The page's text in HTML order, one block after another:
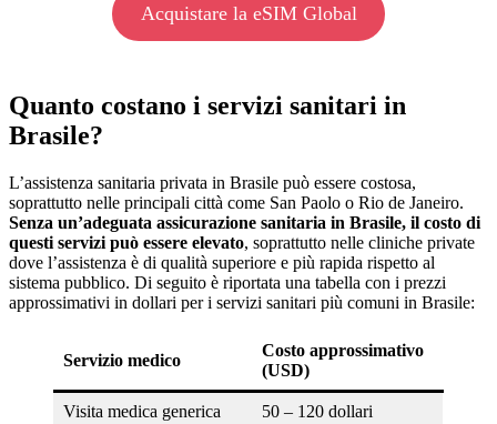
Acquistare la eSIM Global
Quanto costano i servizi sanitari in
Brasile?
L’assistenza sanitaria privata in Brasile può essere costosa,
soprattutto nelle principali città come San Paolo o Rio de Janeiro.
Senza un’adeguata assicurazione sanitaria in Brasile, il costo di
questi servizi può essere elevato, soprattutto nelle cliniche private
dove l’assistenza è di qualità superiore e più rapida rispetto al
sistema pubblico. Di seguito è riportata una tabella con i prezzi
approssimativi in dollari per i servizi sanitari più comuni in Brasile:
Servizio medico
Costo approssimativo
(USD)
Visita medica generica 50 – 120 dollari